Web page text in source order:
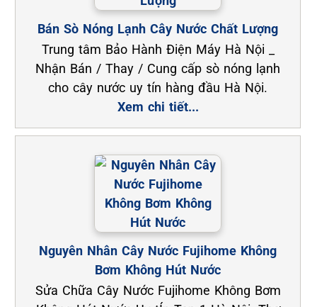
Bán Sò Nóng Lạnh Cây Nước Chất Lượng
Trung tâm Bảo Hành Điện Máy Hà Nội _
Nhận Bán / Thay / Cung cấp sò nóng lạnh
cho cây nước uy tín hàng đầu Hà Nội.
Xem chi tiết...
Nguyên Nhân Cây Nước Fujihome Không
Bơm Không Hút Nước
Sửa Chữa Cây Nước Fujihome Không Bơm